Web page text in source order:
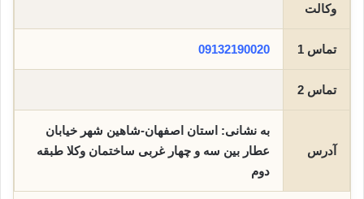
وکالت
تماس 1 09132190020
تماس 2
آدرس
به نشانی: استان اصفهان-شاهین شهر خیابان
عطار بین سه و چهار غربی ساختمان وکلا طبقه
دوم